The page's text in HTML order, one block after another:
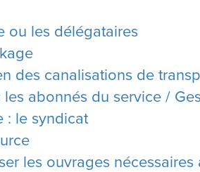
ou les délégataires
des canalisations de
les abonnés du service /
: le syndicat
les ouvrages nécessaires